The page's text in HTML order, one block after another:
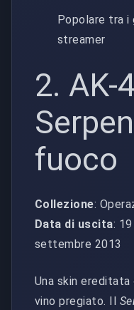
Popolare tra
streamer
2. AK-
fuoco
Collezione:
Data di uscita:
settembre 2013
Una skin
vino pregiato. Il